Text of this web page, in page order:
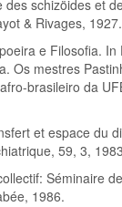
des schizöides et
& Rivages, 1927.
e Filosofia.
Os mestres
brasileiro da
et espace du
59, 3,
Séminaire
1986.